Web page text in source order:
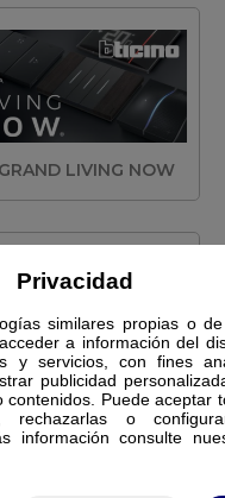
Privacidad
similares propias o
a información del
y servicios, con fines
publicidad
contenidos. Puede aceptar
rechazarlas o
información consulte
LIVING NOW
REPETIDORES
TELEFONIA